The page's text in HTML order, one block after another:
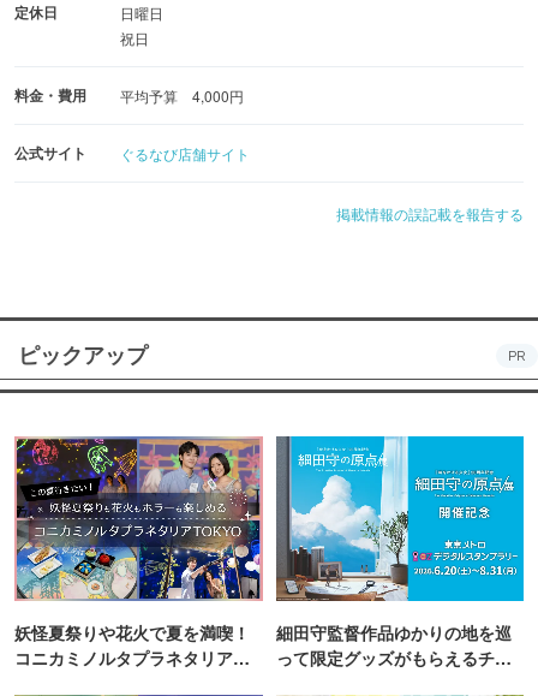
定休日
日曜日
祝日
料金・費用 平均予算 4,000円
公式サイト ぐるなび店舗サイト
掲載情報の誤記載を報告する
ピックアップ PR
妖怪夏祭りや花火で夏を満喫！
コニカミノルタプラネタリア
細田守監督作品ゆかりの地を巡
って限定グッズがもらえるチャ